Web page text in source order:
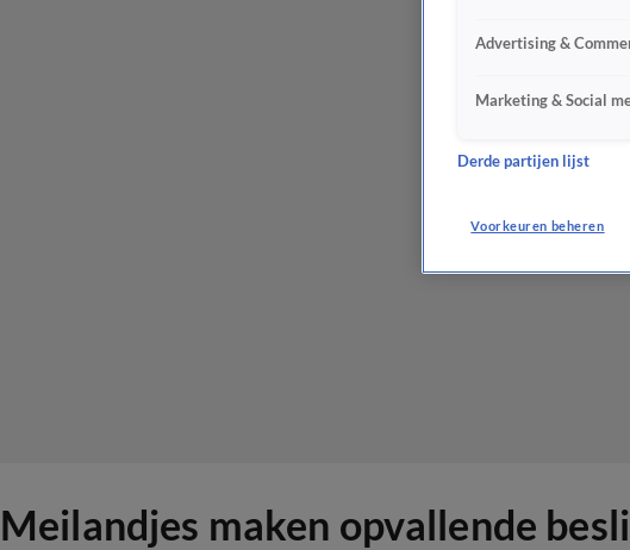
Meilandjes maken opvallende
Advertising &
Marketing & Social
Derde partijen lijst
Voorkeuren beheren